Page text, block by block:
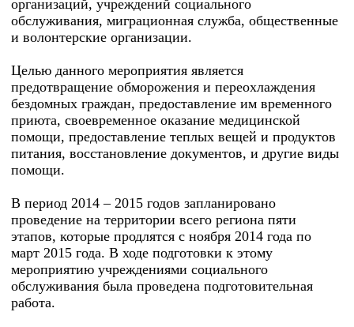
организаций, учреждений социального
обслуживания, миграционная служба, общественные
и волонтерские организации.
Целью данного мероприятия является
предотвращение обморожения и переохлаждения
бездомных граждан, предоставление им временного
приюта, своевременное оказание медицинской
помощи, предоставление теплых вещей и продуктов
питания, восстановление документов, и другие виды
помощи.
В период 2014 – 2015 годов запланировано
проведение на территории всего региона пяти
этапов, которые продлятся с ноября 2014 года по
март 2015 года. В ходе подготовки к этому
мероприятию учреждениями социального
обслуживания была проведена подготовительная
работа.